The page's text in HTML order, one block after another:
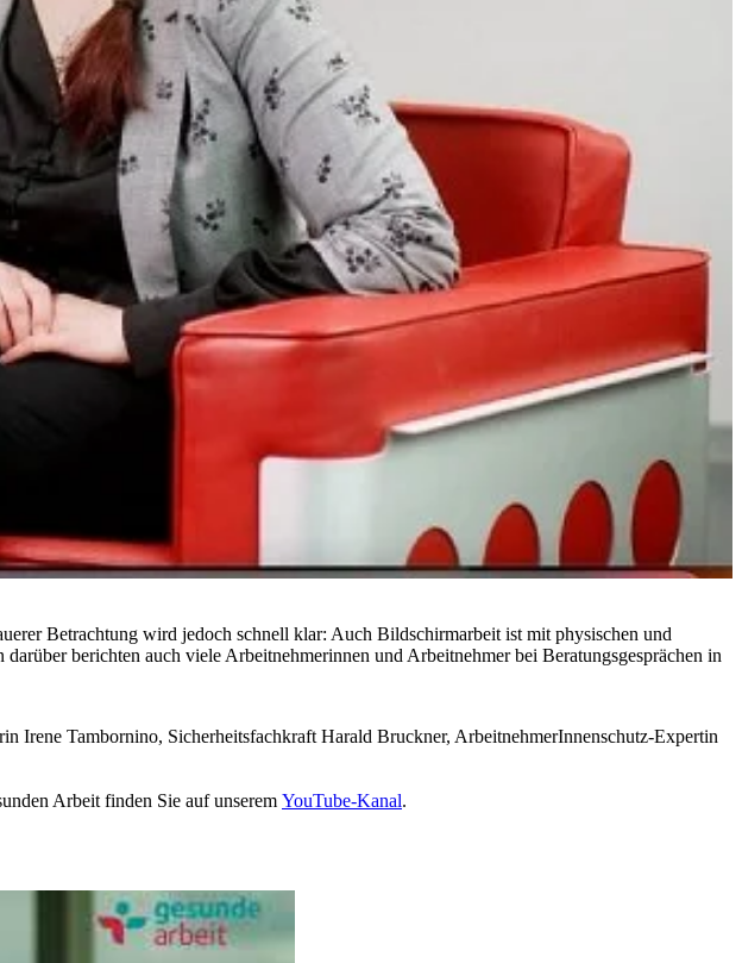
Betrachtung wird jedoch schnell klar: Auch Bildschirmarbeit ist mit physischen und
berichten auch viele Arbeitnehmerinnen und Arbeitnehmer bei Beratungsgesprächen in
Irene Tambornino, Sicherheitsfachkraft Harald Bruckner, ArbeitnehmerInnenschutz-Expertin
Arbeit finden Sie auf unserem YouTube-Kanal.